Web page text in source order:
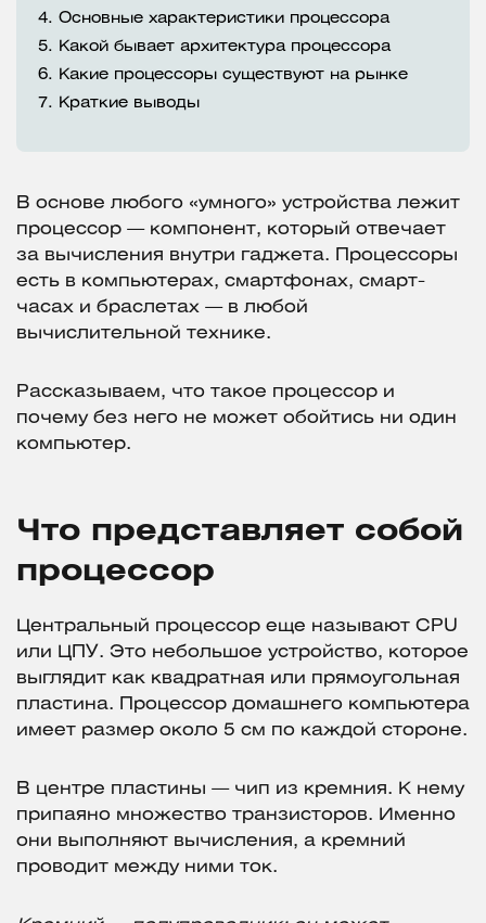
4. Основные характеристики процессора
5.
Какой бывает архитектура процессора
6.
Какие процессоры существуют на рынке
7.
Краткие выводы
В основе любого «умного» устройства лежит
процессор — компонент, который отвечает
за вычисления внутри гаджета. Процессоры
есть в компьютерах, смартфонах, смарт-
часах и браслетах — в любой
вычислительной технике.
Рассказываем, что такое процессор и
почему без него не может обойтись ни один
компьютер.
Что представляет собой
процессор
Центральный процессор еще называют CPU
или ЦПУ. Это небольшое устройство, которое
выглядит как квадратная или прямоугольная
пластина. Процессор домашнего компьютера
имеет размер около 5 см по каждой стороне.
В центре пластины — чип из кремния. К нему
припаяно множество транзисторов. Именно
они выполняют вычисления, а кремний
проводит между ними ток.